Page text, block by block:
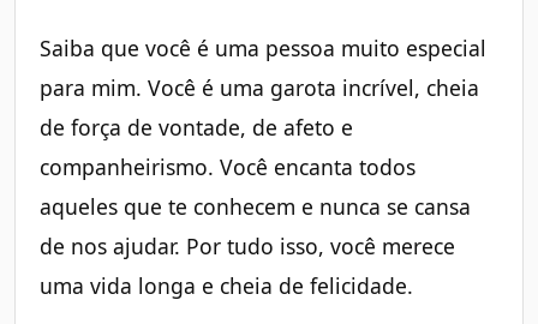
Saiba que você é uma pessoa muito especial
para mim. Você é uma garota incrível, cheia
de força de vontade, de afeto e
companheirismo. Você encanta todos
aqueles que te conhecem e nunca se cansa
de nos ajudar. Por tudo isso, você merece
uma vida longa e cheia de felicidade.